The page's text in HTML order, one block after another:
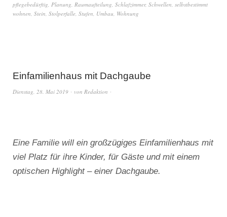
pflegebedürftig, Planung, Raumaufteilung, Schlafzimmer, Schwellen, selbstbestimmt
wohnen, Stein, Stolperfalle, Stufen, Umbau, Wohnung
Einfamilienhaus mit Dachgaube
Dienstag, 28. Mai 2019 von Redaktion
Eine Familie will ein großzügiges Einfamilienhaus mit
viel Platz für ihre Kinder, für Gäste und mit einem
optischen Highlight – einer Dachgaube.